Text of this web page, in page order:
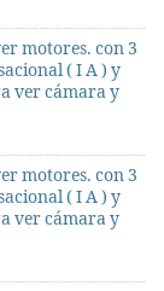
motores. con 3
( I A ) y
ver cámara y
motores. con 3
( I A ) y
ver cámara y